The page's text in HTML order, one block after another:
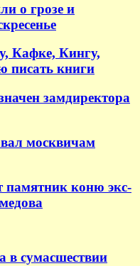
о грозе и
Кафке, Кингу,
писать книги
замдиректора
москвичам
памятник коню экс-
в сумасшествии